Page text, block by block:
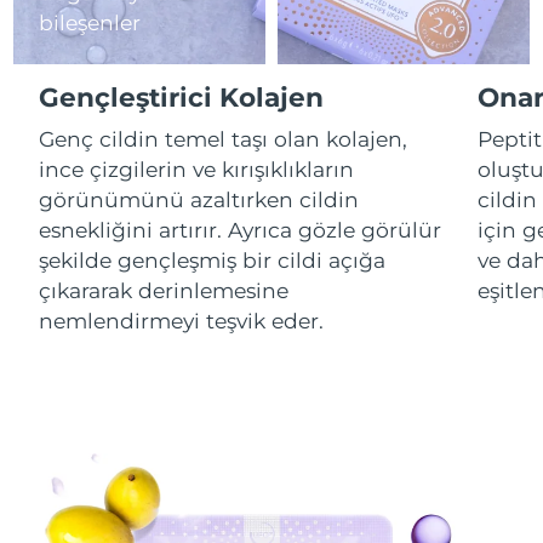
bileşenler
Gençleştirici Kolajen
Genç cildin temel taşı olan kolajen,
ince çizgilerin ve kırışıklıkların
görünümünü azaltırken cildin
esnekliğini artırır. Ayrıca gözle görülür
şekilde gençleşmiş bir cildi açığa
çıkararak derinlemesine
nemlendirmeyi teşvik eder.
cildin
için
ve
Çin Makao ÖİB Tahmini teslim tarihi8/13/26
Malezya Tahmini teslim tarihi 8/14/26
Malta Tahmini teslim tarihi 8/11/26
Meksika Tahmini teslim tarihi 8/15/26
Monako Tahmini teslim tarihi 8/12/26
Norveç
Umman Tahmini teslim tarihi